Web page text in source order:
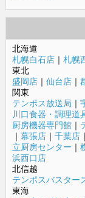
北海道
札幌白石店｜ 札幌
東北
盛岡店｜ 仙台店｜
関東
テンポス放送局 ｜
川口食器・調理道
厨房機器専門館｜
｜ 幕張店｜ 千葉店｜
立厨房センター ｜
浜西口店
北信越
テンポスバスター
東海